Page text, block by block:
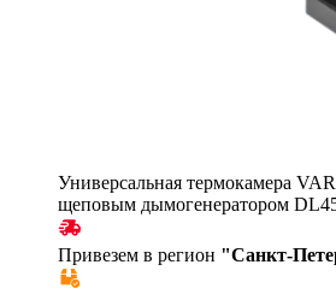
Универсальная термокамера
щеповым дымогенератором
Привезем в регион "Санкт-